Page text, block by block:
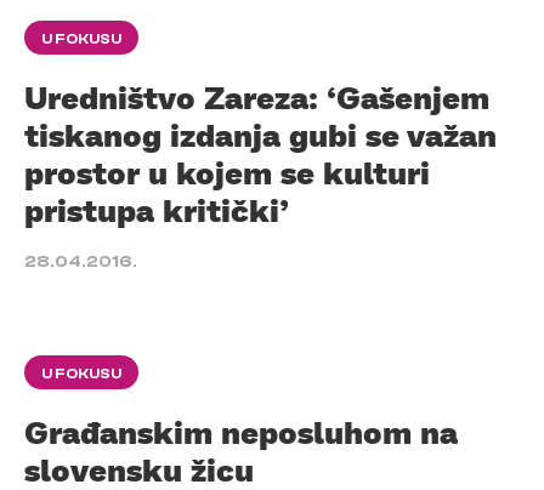
U FOKUSU
Uredništvo Zareza: ‘Gašenjem
tiskanog izdanja gubi se važan
prostor u kojem se kulturi
pristupa kritički’
28.04.2016.
U FOKUSU
Građanskim neposluhom na
slovensku žicu